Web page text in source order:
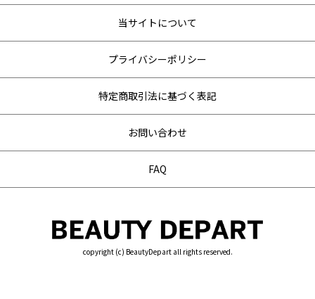
当サイトについて
プライバシーポリシー
特定商取引法に基づく表記
お問い合わせ
FAQ
copyright (c) BeautyDepart all rights reserved.